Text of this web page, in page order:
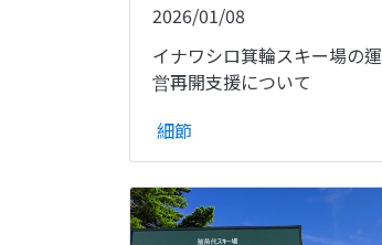
2026/01/08
イナワシロ箕輪スキー場の運
営再開支援について
細節